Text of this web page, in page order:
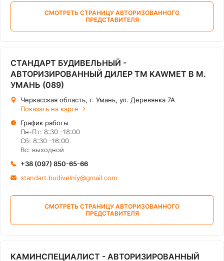
СМОТРЕТЬ СТРАНИЦУ АВТОРИЗОВАННОГО
ПРЕДСТАВИТЕЛЯ
СТАНДАРТ БУДИВЕЛЬНЫЙ -
АВТОРИЗИРОВАННЫЙ ДИЛЕР ТМ KAWMET В М.
УМАНЬ (089)
Черкасская область, г. Умань, ул. Деревянка 7А
Показать на карте
График работы
Пн-Пт: 8:30 -18:00
Сб: 8:30 -16:00
Вс: выходной
+38 (097) 850-65-66
standart.budivelniy@gmail.com
СМОТРЕТЬ СТРАНИЦУ АВТОРИЗОВАННОГО
ПРЕДСТАВИТЕЛЯ
КАМИНСПЕЦИАЛИСТ - АВТОРИЗИРОВАННЫЙ